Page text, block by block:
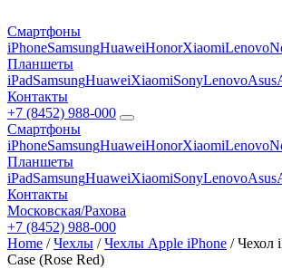
Смартфоны
iPhoneSamsungHuaweiHonorXiaomiLenovo
Планшеты
iPadSamsungHuaweiXiaomiSonyLenovoAsus
Контакты
+7 (8452) 988-000
Смартфоны
iPhoneSamsungHuaweiHonorXiaomiLenovo
Планшеты
iPadSamsungHuaweiXiaomiSonyLenovoAsus
Контакты
Московская/Рахова
+7 (8452) 988-000
Home /Чехлы /Чехлы Apple iPhone / Чехол
Case (Rose Red)